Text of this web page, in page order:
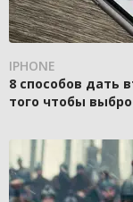
IPHONE
8 способов дать
того чтобы